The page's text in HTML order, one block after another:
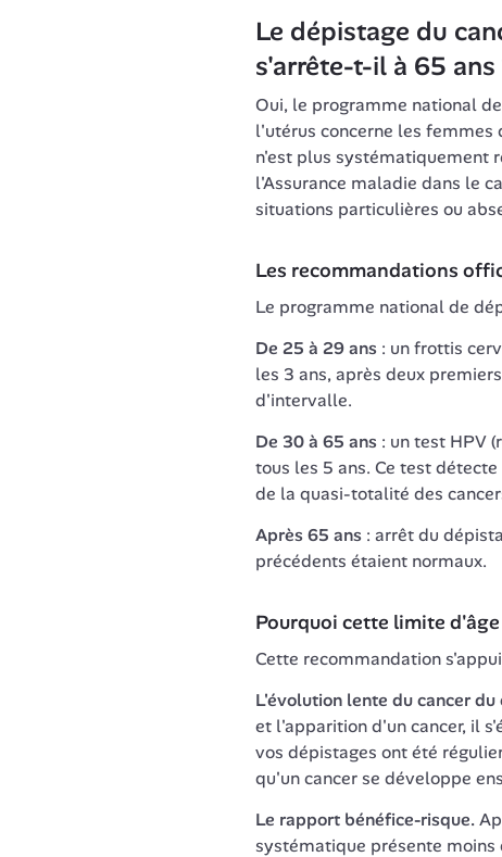
Le dépistage du
s'arrête-t-il à 65 ans
Oui, le programme national
l'utérus concerne les femmes
n'est plus systématiquement
l'Assurance maladie dans le
situations particulières ou
Les recommandations
Le programme national de
De 25 à 29 ans : un frottis
les 3 ans, après deux
d'intervalle.
De 30 à 65 ans : un test HPV
tous les 5 ans. Ce test
de la quasi-totalité des
Après 65 ans : arrêt du
précédents étaient normaux.
Pourquoi cette limite d'âge
Cette recommandation
L'évolution lente du cancer du
et l'apparition d'un cancer, il
vos dépistages ont été
qu'un cancer se développe
Le rapport bénéfice-risque.
systématique présente